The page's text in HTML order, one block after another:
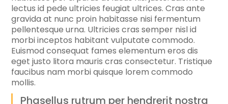
lectus id pede ultricies feugiat ultrices. Cras ante
gravida at nunc proin habitasse nisi fermentum
pellentesque urna. Ultricies cras semper nisl id
morbi inceptos habitant vulputate commodo.
Euismod consequat fames elementum eros dis
eget justo litora mauris cras consectetur. Tristique
faucibus nam morbi quisque lorem commodo
mollis.
Phasellus rutrum per hendrerit nostra